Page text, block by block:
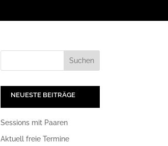
NEUESTE BEITRÄGE
Sessions mit Paaren
Aktuell freie Termine